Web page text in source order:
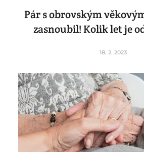
Pár s obrovským
zasnoubil! Kolik let je
18. 2. 2023